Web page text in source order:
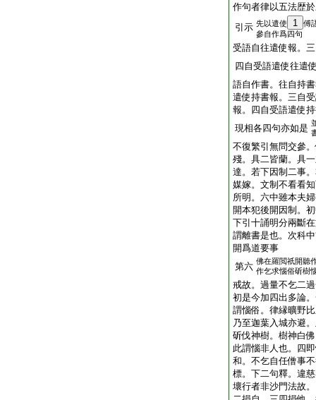
作句者律以五法歴
引示 先以遣使 1
傅
參自作爲四句
受語自往遣使報。
四自受語遣使往遣
語自作書。往自持
遣使持書報。三自
報。四自受語遣使
現相各四句亦如是
不復繁引無問交參
殘。具二皆蘭。具
達。若下因制二事
媒嫁。文制不看看
所明。六中雖本夫
開本犯後開因制。
下引十誦明分兩斷
謂離書是也。次科
開爲道要事
第六 佛在羅閲祇開聽
作乞求惱俗斫樹
戒故。過量不乞二
初是今加四出多論
謂惱俗。律縁曠野
乃至迦葉入城亦避
斫伐神樹。樹神白
此謂惱非人也。四
和。不乞自任僧事
標。下二句釋。違
壞行者非沙門法故